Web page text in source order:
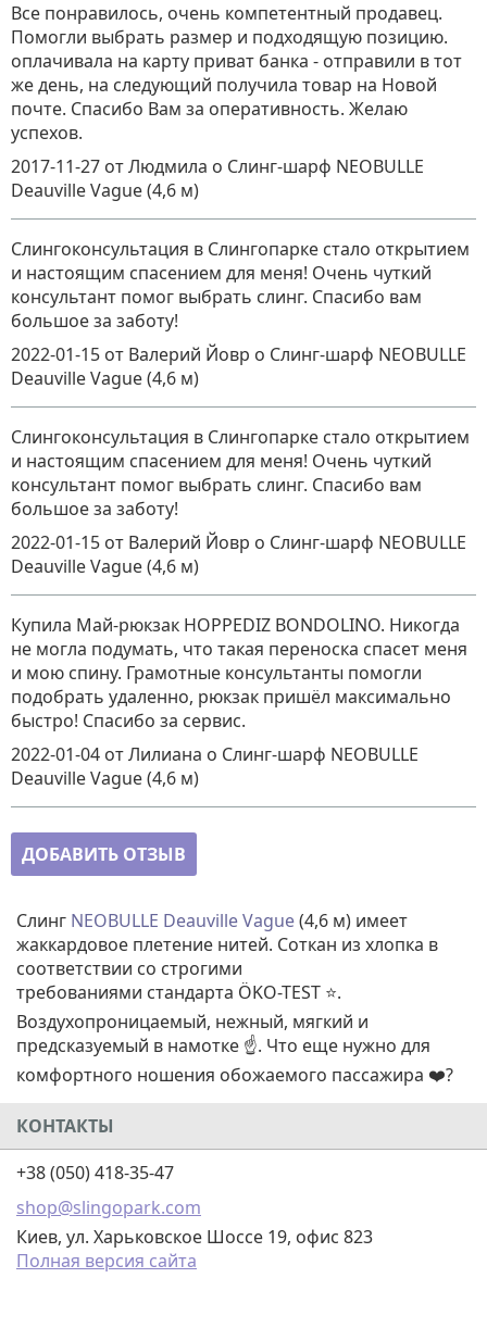
Все понравилось, очень компетентный продавец.
Помогли выбрать размер и подходящую позицию.
оплачивала на карту приват банка - отправили в тот
же день, на следующий получила товар на Новой
почте. Спасибо Вам за оперативность. Желаю
успехов.
2017-11-27 от Людмила о Слинг-шарф NEOBULLE
Deauville Vague (4,6 м)
Слингоконсультация в Слингопарке стало открытием
и настоящим спасением для меня! Очень чуткий
консультант помог выбрать слинг. Спасибо вам
большое за заботу!
2022-01-15 от Валерий Йовр о Слинг-шарф NEOBULLE
Deauville Vague (4,6 м)
Слингоконсультация в Слингопарке стало открытием
и настоящим спасением для меня! Очень чуткий
консультант помог выбрать слинг. Спасибо вам
большое за заботу!
2022-01-15 от Валерий Йовр о Слинг-шарф NEOBULLE
Deauville Vague (4,6 м)
Купила Май-рюкзак HOPPEDIZ BONDOLINO. Никогда
не могла подумать, что такая переноска спасет меня
и мою спину. Грамотные консультанты помогли
подобрать удаленно, рюкзак пришёл максимально
быстро! Спасибо за сервис.
2022-01-04 от Лилиана о Слинг-шарф NEOBULLE
Deauville Vague (4,6 м)
ДОБАВИТЬ ОТЗЫВ
Слинг NEOBULLE Deauville Vague(4,6 м) имеет
жаккардовое плетение нитей. Соткан из хлопка в
соответствии со строгими
требованиями стандарта ÖKO-TEST ⭐.
Воздухопроницаемый, нежный, мягкий и
предсказуемый в намотке ☝️. Что еще нужно для
комфортного ношения обожаемого пассажира ❤️?
КОНТАКТЫ
+38 (050) 418-35-47
shop@slingopark.com
Киев, ул. Харьковское Шоссе 19, офис 823
Полная версия сайта